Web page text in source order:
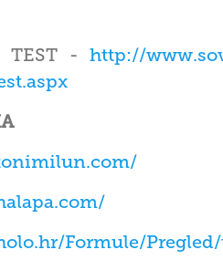
TEST - http://
Formule/